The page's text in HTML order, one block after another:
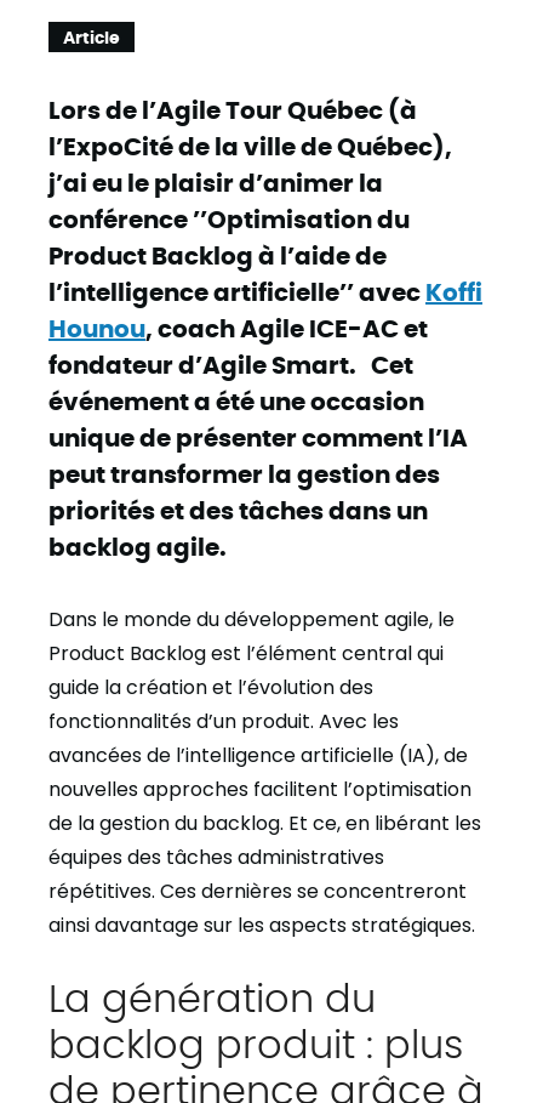
Article
Lors de l’Agile Tour Québec (à
l’ExpoCité de la ville de Québec),
j’ai eu le plaisir d’animer la
conférence ’’Optimisation du
Product Backlog à l’aide de
l’intelligence artificielle’’ avec Koffi
Hounou, coach Agile ICE-AC et
fondateur d’Agile Smart. Cet
événement a été une occasion
unique de présenter comment l’IA
peut transformer la gestion des
priorités et des tâches dans un
backlog agile.
Dans le monde du développement agile, le
Product Backlog est l’élément central qui
guide la création et l’évolution des
fonctionnalités d’un produit. Avec les
avancées de l’intelligence artificielle (IA), de
nouvelles approches facilitent l’optimisation
de la gestion du backlog. Et ce, en libérant les
équipes des tâches administratives
répétitives. Ces dernières se concentreront
ainsi davantage sur les aspects stratégiques.
La génération du
backlog produit : plus
de pertinence grâce à